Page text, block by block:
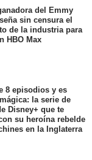
del Emmy
sin censura el
de la industria para
HBO Max
8 episodios y es
la serie de
Disney+ que te
su heroína rebelde
en la Inglaterra